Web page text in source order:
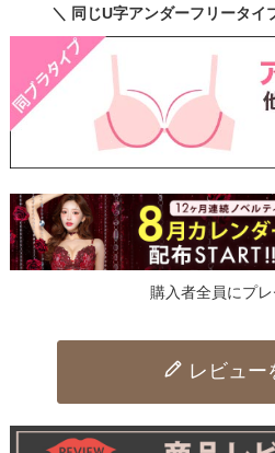
＼ 同じU字アンダーフリータイ
購入者全員にプ
レビュー